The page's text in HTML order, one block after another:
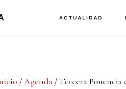
ACTUALIDAD
/ Agenda /Tercera Ponencia